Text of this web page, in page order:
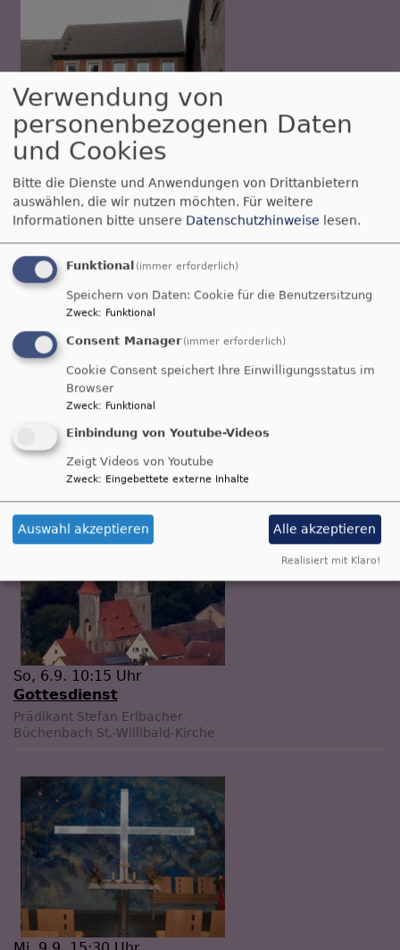
Mi, 2.9. 20 Uhr
Gebet für Israel und die Welt
Sauer Anita
Büchenbach Jugendhaus Büchenbach - 1.Stock
So, 6.9. 9 Uhr
Gottesdienst
Prädikant Stefan Erlbacher
Roth-Rothaurach Dorfgemeinschaftshaus Rothaurach
So, 6.9. 10:15 Uhr
Gottesdienst
Prädikant Stefan Erlbacher
Büchenbach St.-Willibald-Kirche
Verwendung von
personenbezogenen Daten
und Cookies
Bitte die Dienste und Anwendungen von Drittanbietern
auswählen, die wir nutzen möchten. Für weitere
Informationen bitte unsere Datenschutzhinweise lesen.
Funktional (immer erforderlich)
Speichern von Daten: Cookie für die Benutzersitzung
Zweck: Funktional
Consent Manager (immer erforderlich)
Cookie Consent speichert Ihre Einwilligungsstatus im
Browser
Zweck: Funktional
Einbindung von Youtube-Videos
Zeigt Videos von Youtube
Zweck: Eingebettete externe Inhalte
Auswahl akzeptieren Alle akzeptieren
Realisiert mit Klaro!